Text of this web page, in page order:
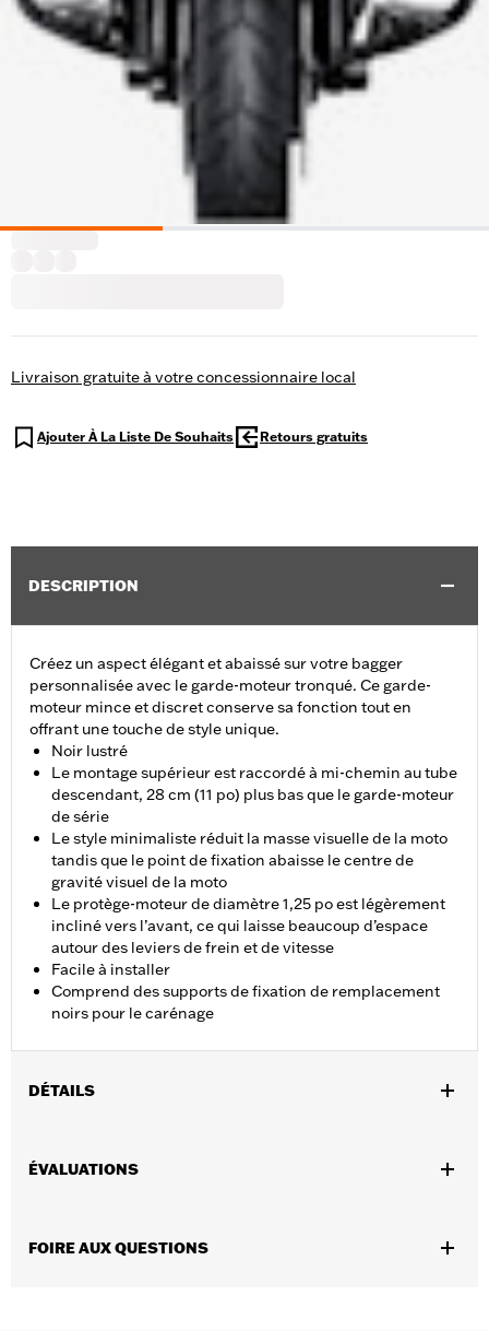
Livraison gratuite à votre concessionnaire local
Ajouter À La Liste De Souhaits Retours gratuits
DESCRIPTION
Créez un aspect élégant et abaissé sur votre bagger
personnalisée avec le garde-moteur tronqué. Ce garde-
moteur mince et discret conserve sa fonction tout en
offrant une touche de style unique.
Noir lustré
Le montage supérieur est raccordé à mi-chemin au tube
descendant, 28 cm (11 po) plus bas que le garde-moteur
de série
Le style minimaliste réduit la masse visuelle de la moto
tandis que le point de fixation abaisse le centre de
gravité visuel de la moto
Le protège-moteur de diamètre 1,25 po est légèrement
incliné vers l’avant, ce qui laisse beaucoup d’espace
autour des leviers de frein et de vitesse
Facile à installer
Comprend des supports de fixation de remplacement
noirs pour le carénage
DÉTAILS
2023 et après et les modèles équipés de carénage inférieur).
Vendues en unités:Chaque
ÉVALUATIONS
FOIRE AUX QUESTIONS